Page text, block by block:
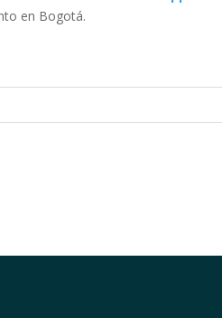
en Bogotá.